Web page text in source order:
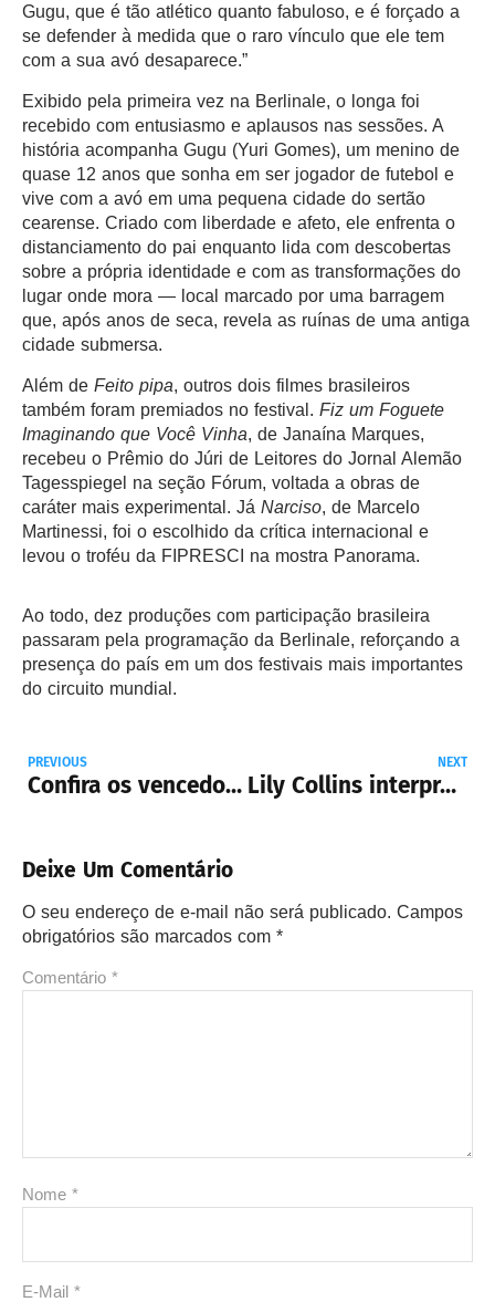
Gugu, que é tão atlético quanto fabuloso, e é forçado a
se defender à medida que o raro vínculo que ele tem
com a sua avó desaparece.”
Exibido pela primeira vez na Berlinale, o longa foi
recebido com entusiasmo e aplausos nas sessões. A
história acompanha Gugu (Yuri Gomes), um menino de
quase 12 anos que sonha em ser jogador de futebol e
vive com a avó em uma pequena cidade do sertão
cearense. Criado com liberdade e afeto, ele enfrenta o
distanciamento do pai enquanto lida com descobertas
sobre a própria identidade e com as transformações do
lugar onde mora — local marcado por uma barragem
que, após anos de seca, revela as ruínas de uma antiga
cidade submersa.
Além de Feito pipa, outros dois filmes brasileiros
também foram premiados no festival. Fiz um Foguete
Imaginando que Você Vinha, de Janaína Marques,
recebeu o Prêmio do Júri de Leitores do Jornal Alemão
Tagesspiegel na seção Fórum, voltada a obras de
caráter mais experimental. Já Narciso, de Marcelo
Martinessi, foi o escolhido da crítica internacional e
levou o troféu da FIPRESCI na mostra Panorama.
Ao todo, dez produções com participação brasileira
passaram pela programação da Berlinale, reforçando a
presença do país em um dos festivais mais importantes
do circuito mundial.
PREVIOUS
Confira os vencedores do Bafta 2026
NEXT
Lily Collins interpretará Audrey Hepburn em filme sobre os bastidores de Bonequinha de Luxo
Deixe Um Comentário
O seu endereço de e-mail não será publicado. Campos
obrigatórios são marcados com *
Comentário *
Nome *
E-Mail *